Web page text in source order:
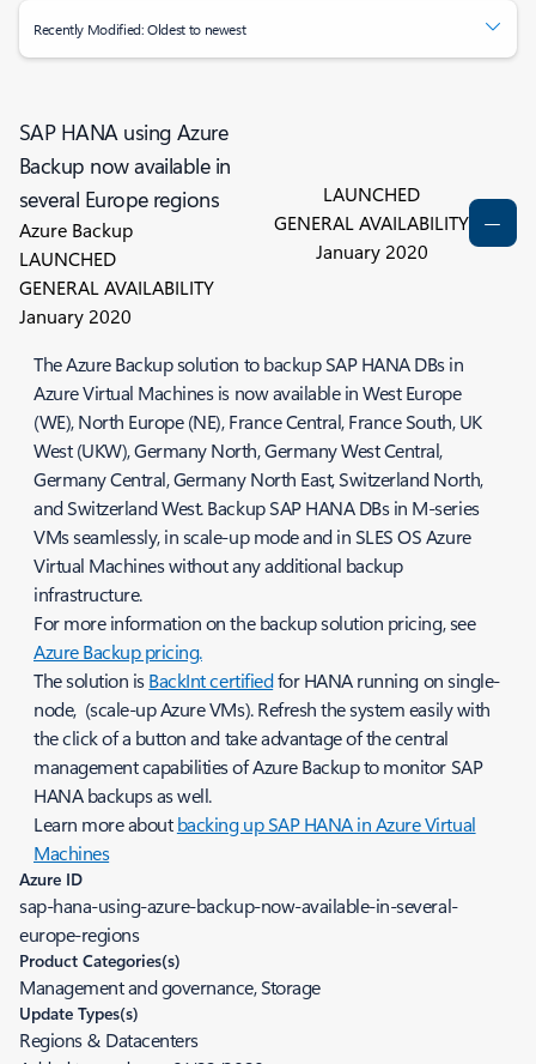
Recently Modified: Oldest to newest
SAP HANA using Azure
Backup now available in
several Europe regions
Azure Backup
LAUNCHED
GENERAL AVAILABILITY
January 2020
LAUNCHED
GENERAL AVAILABILITY
January 2020
The Azure Backup solution to backup SAP HANA DBs in
Azure Virtual Machines is now available in West Europe
(WE), North Europe (NE), France Central, France South, UK
West (UKW), Germany North, Germany West Central,
Germany Central, Germany North East, Switzerland North,
and Switzerland West. Backup SAP HANA DBs in M-series
VMs seamlessly, in scale-up mode and in SLES OS Azure
Virtual Machines without any additional backup
infrastructure.
For more information on the backup solution pricing, see
Azure Backup pricing.
The solution isBackInt certifiedfor HANA running on single-
node, (scale-up Azure VMs). Refresh the system easily with
the click of a button and take advantage of the central
management capabilities of Azure Backup to monitor SAP
HANA backups as well.
Learn more aboutbacking up SAP HANA in Azure Virtual
Machines
Azure ID
sap-hana-using-azure-backup-now-available-in-several-
europe-regions
Product Categories(s)
Management and governance, Storage
Update Types(s)
Regions & Datacenters